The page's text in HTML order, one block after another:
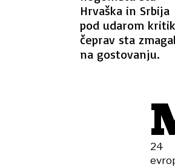
Hrvaška in Srbija
pod udarom
čeprav sta
na gostovanju.
24